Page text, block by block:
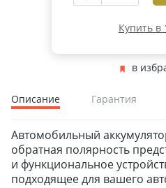
Купить в
в
Описание Гарантия
Автомобильный
обратная полярность
и функциональное
подходящее для вашего